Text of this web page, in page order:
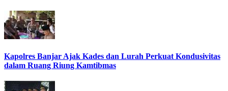
Kapolres Banjar Ajak Kades dan Lurah Perkuat Kondusivitas
dalam Ruang Riung Kamtibmas